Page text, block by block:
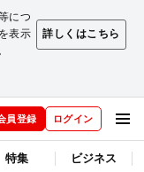
につ
表示
詳しくはこちら
員登録 ログイン
特集 ビジネス